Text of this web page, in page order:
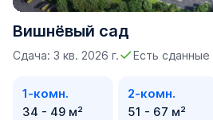
Вишнёвый сад
Сдача: 3 кв. 2026 г. Есть сданные
1-комн.
34 - 49 м²
2-комн.
51 - 67 м²